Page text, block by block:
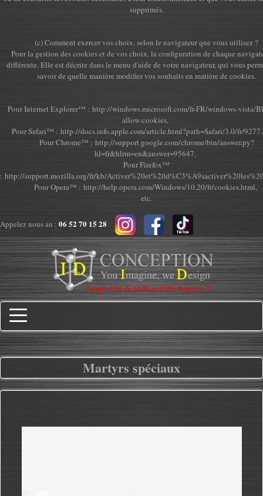
Appelez nous au : 06 52 70 15 28
supprimés.
(c) Comment exercer vos choix, selon le navigateur que vous utilisez ?
Pour la gestion des cookies et de vos choix, la configuration de chaque
différente. Elle est décrite dans le menu d'aide de votre navigateur, qui vous
savoir de quelle manière modifier vos souhaits en matière de cookies.
Pour Internet Explorer™ : http://windows.microsoft.com/fr-FR/windows-vista/
allow-cookies,
Pour Safari™ : http://docs.info.apple.com/article.html?path=Safari/3.0/fr/
Pour Chrome™ : http://support.google.com/chrome/bin/answer.py?
hl=fr&hlrm=en&answer=95647,
Pour Firefox™
: http://support.mozilla.org/fr/kb/
Pour Opera™ : http://help.opera.com/Windows/10.20/fr/cookies.html,
etc.
Martyrs spéciaux